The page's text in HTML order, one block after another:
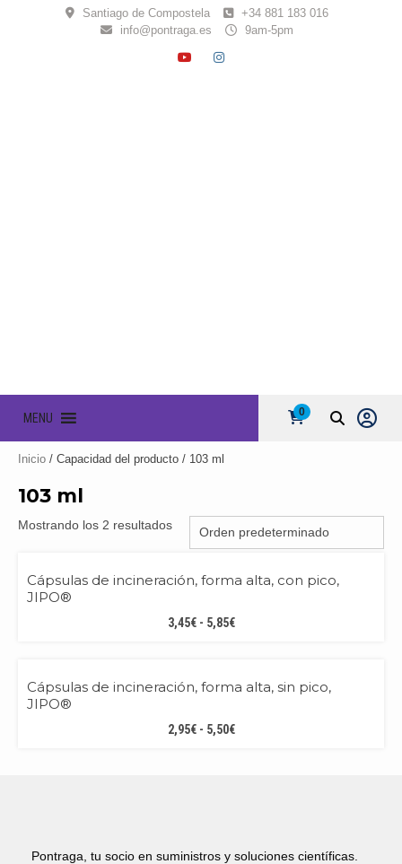
Santiago de Compostela
+34 881 183 016
info@pontraga.es
9am-5pm
YOUTUBE
INSTAGRAM
MENU 0
Inicio / Capacidad del producto / 103 ml
103 ml
Mostrando los 2 resultados
Cápsulas de incineración, forma alta, con pico,
JIPO®
3,45€ - 5,85€RANGO
5,85€
Cápsulas de incineración, forma alta, sin pico,
JIPO®
2,95€ - 5,50€RANGO
Pontraga, tu socio en suministros y soluciones científicas.